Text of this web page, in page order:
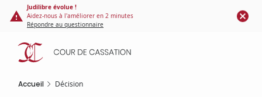
Panneau de gestion des cookies
contenu
principal
Judilibre évolue !
Aidez-nous à l'améliorer en 2 minutes
Répondre au questionnaire
Accueil Décision